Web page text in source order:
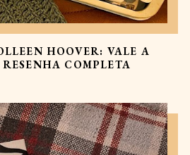
HOOVER: VALE A
COMPLETA